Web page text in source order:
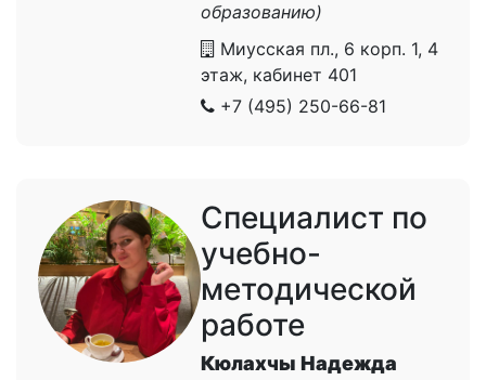
образованию)
Миусская пл., 6 корп. 1, 4
этаж, кабинет 401
+7 (495) 250-66-81
Специалист по
учебно-
методической
работе
Кюлахчы Надежда